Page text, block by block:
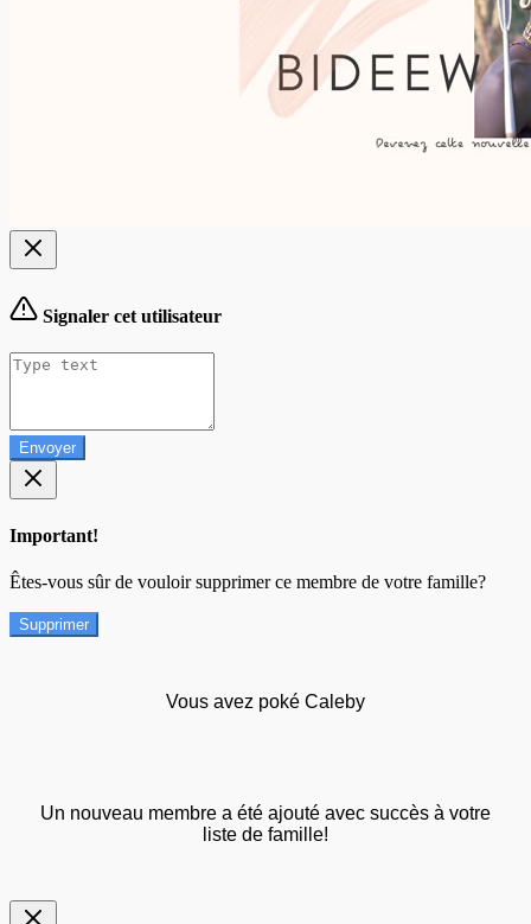
Signaler cet utilisateur
Envoyer
Important!
Êtes-vous sûr de vouloir supprimer ce membre de votre famille?
Supprimer
Vous avez poké Caleby
Un nouveau membre a été ajouté avec succès à votre
liste de famille!